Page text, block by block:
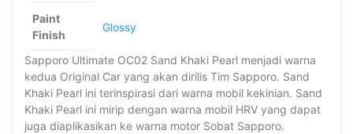
Paint
Finish
Glossy
Sapporo Ultimate OC02 Sand Khaki Pearl menjadi warna
kedua Original Car yang akan dirilis Tim Sapporo. Sand
Khaki Pearl ini terinspirasi dari warna mobil kekinian. Sand
Khaki Pearl ini mirip dengan warna mobil HRV yang dapat
juga diaplikasikan ke warna motor Sobat Sapporo.